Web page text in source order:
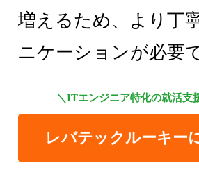
増えるため、より丁
ニケーションが必要
＼ITエンジニア特化の就活支
レバテックルーキー